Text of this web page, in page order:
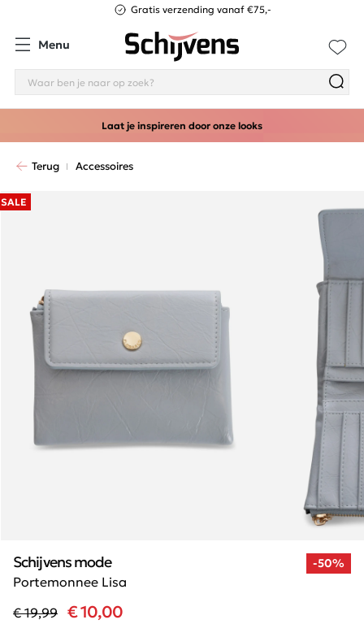
Gratis verzending vanaf €75,-
Menu
Laat je inspireren door onze looks
Terug Accessoires
SALE
-50%
Portemonnee Lisa
Schijvens mode
€ 19,99 € 10,00